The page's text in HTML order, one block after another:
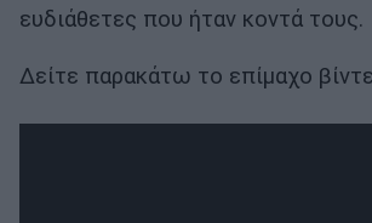
ευδιάθετες που ήταν κοντά τους.
Δείτε παρακάτω το επίμαχο